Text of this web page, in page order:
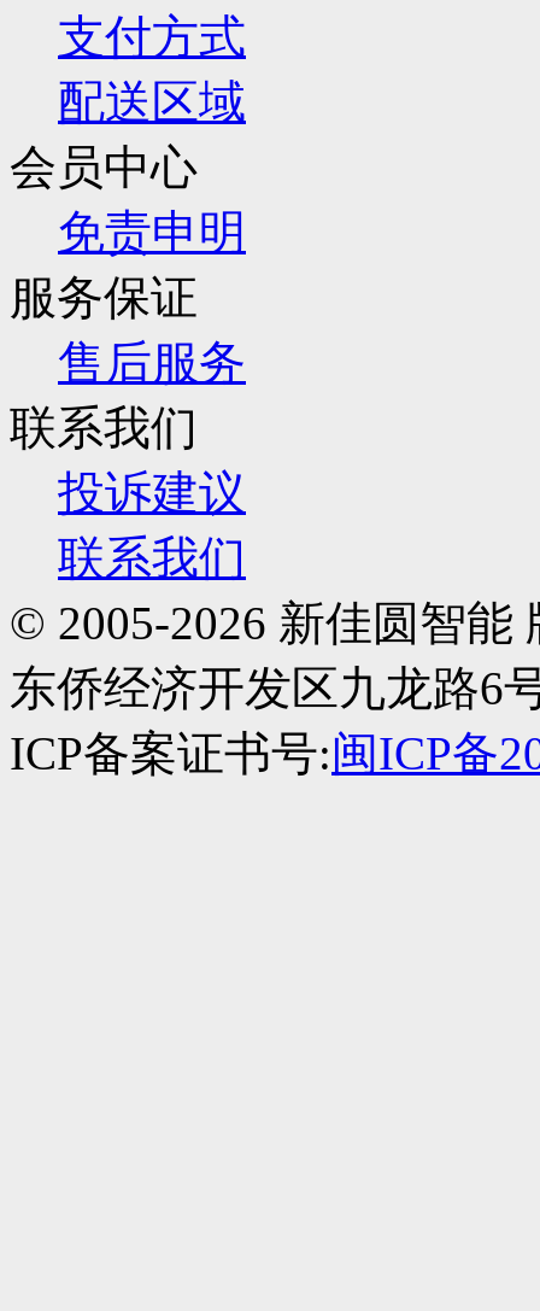
支付方式
配送区域
会员中心
免责申明
服务保证
售后服务
联系我们
投诉建议
联系我们
© 2005-2026 新佳圆智
东侨经济开发区九龙路6
ICP备案证书号:闽ICP备